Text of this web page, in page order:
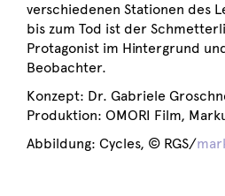
verschiedenen Stationen des
bis zum Tod ist der
Protagonist im Hintergrund
Beobachter.
Konzept: Dr. Gabriele
Produktion: OMORI Film,
Abbildung: Cycles, © RGS/